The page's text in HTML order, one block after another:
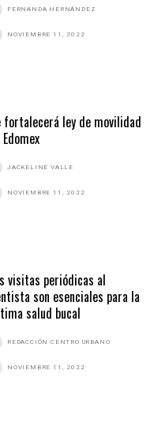
FERNANDA HERNÁNDEZ
NOVIEMBRE 11, 2022
fortalecerá ley de movilidad
Edomex
JACKELINE VALLE
NOVIEMBRE 11, 2022
visitas periódicas al
son esenciales para la
salud bucal
REDACCIÓN CENTRO URBANO
NOVIEMBRE 11, 2022